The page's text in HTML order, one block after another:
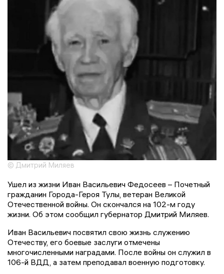
© Дмитрий Миляев
Ушел из жизни Иван Васильевич Федосеев – Почетный
гражданин Города-Героя Тулы, ветеран Великой
Отечественной войны. Он скончался на 102-м году
жизни. Об этом сообщил губернатор Дмитрий Миляев.
Иван Васильевич посвятил свою жизнь служению
Отечеству, его боевые заслуги отмечены
многочисленными наградами. После войны он служил в
106-й ВДД, а затем преподавал военную подготовку.